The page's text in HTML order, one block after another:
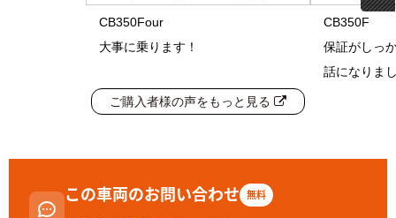
CB350Four
大事に乗ります！
CB350F
保証がしっ
話になりま
ご購入者様の声をもっと見る
この車両のお問い合わせ 無料